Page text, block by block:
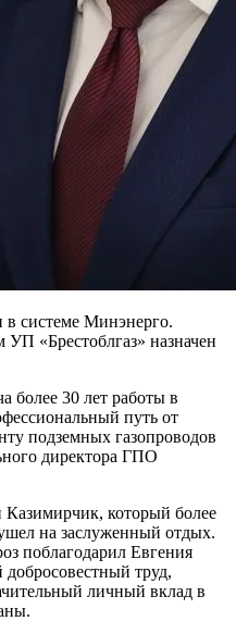
системе Минэнерго.
«Брестоблгаз» назначен
более 30 лет работы в
путь от
подземных газопроводов
директора ГПО
который более
на заслуженный отдых.
поблагодарил Евгения
труд,
личный вклад в